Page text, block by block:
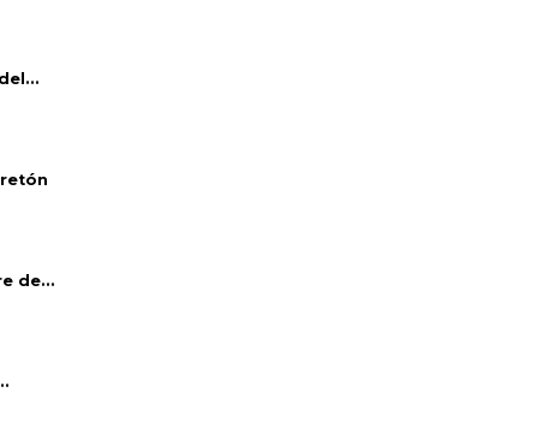
de...